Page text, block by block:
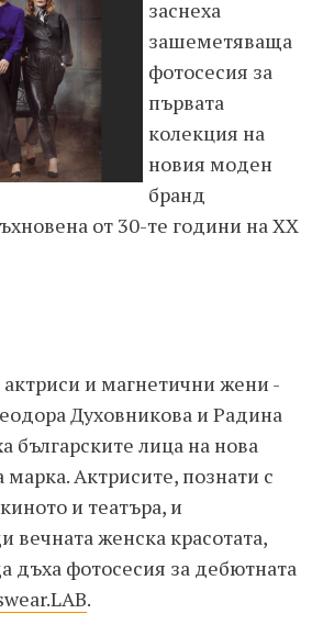
заснеха
зашеметяваща
фотосесия за
първата
колекция на
новия моден
бранд
от 30-те години на XX
и магнетични жени -
Духовникова и Радина
българските лица на нова
марка. Актрисите, познати с
и театъра, и
вечната женска красотата,
дъха фотосесия за дебютната
.